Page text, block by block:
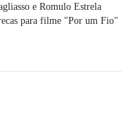
e Romulo Estrela
para filme "Por um Fio"